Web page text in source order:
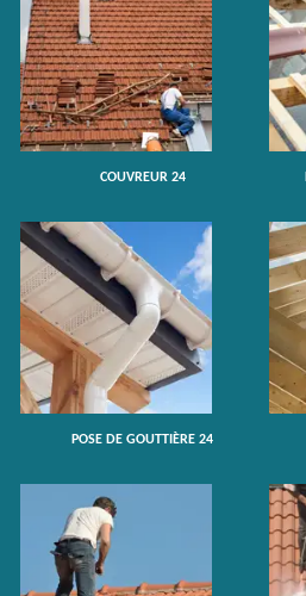
COUVREUR 24
POSE DE GOUTTIÈRE 24